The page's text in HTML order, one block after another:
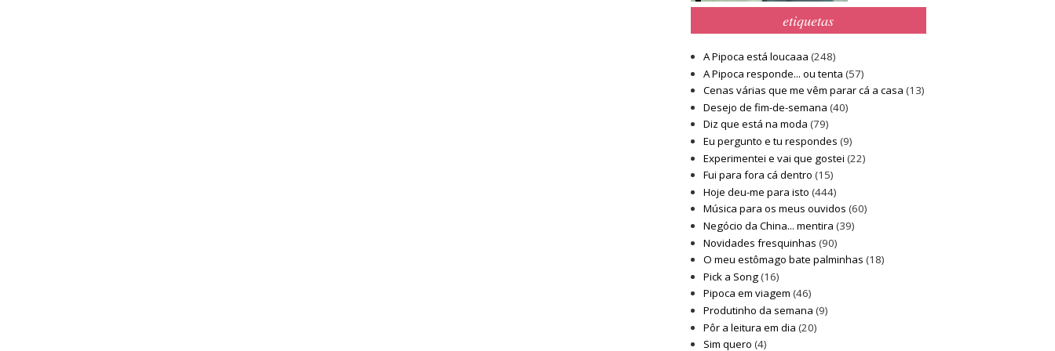
etiquetas
A Pipoca está loucaaa (248)
A Pipoca responde... ou tenta (57)
Cenas várias que me vêm parar cá a casa (13)
Desejo de fim-de-semana (40)
Diz que está na moda (79)
Eu pergunto e tu respondes (9)
Experimentei e vai que gostei (22)
Fui para fora cá dentro (15)
Hoje deu-me para isto (444)
Música para os meus ouvidos (60)
Negócio da China... mentira (39)
Novidades fresquinhas (90)
O meu estômago bate palminhas (18)
Pick a Song(16)
Pipoca em viagem (46)
Produtinho da semana (9)
Pôr a leitura em dia (20)
Sim quero (4)